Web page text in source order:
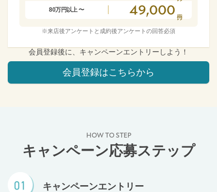
80万円以上 〜 49,000
※来店後アンケートと成約後アンケートの回答必須
会員登録後に、キャンペーンエントリーしよう！
会員登録はこちらから
HOW TO STEP
キャンペーン応募ステップ
キャンペーンエントリー